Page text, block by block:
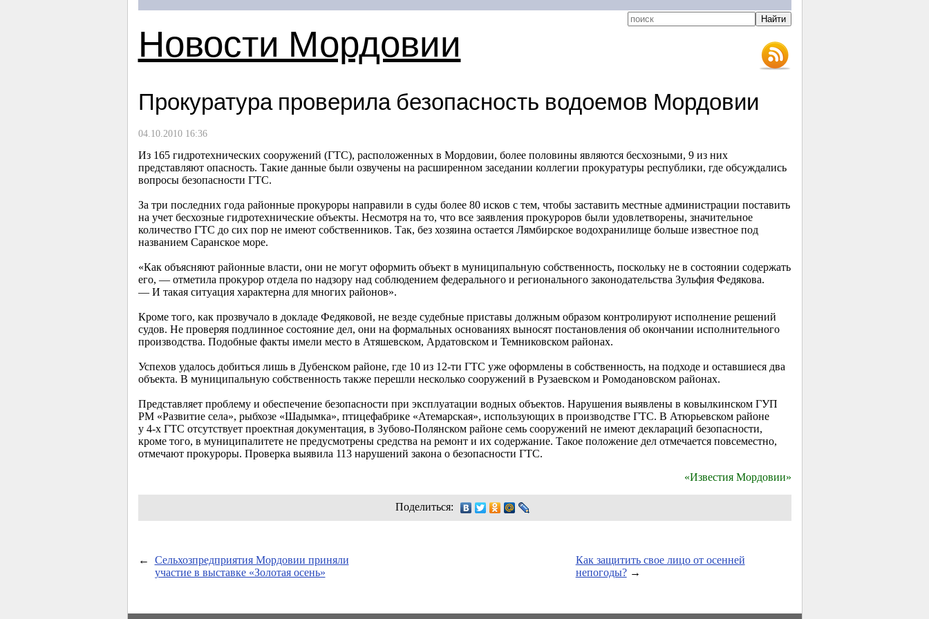
Новости Мордовии
Прокуратура проверила безопасность водоемов Мордовии
04.10.2010 16:36
Из 165 гидротехнических сооружений (ГТС), расположенных в Мордовии, более половины являются бесхозными, 9 из них
представляют опасность. Такие данные были озвучены на расширенном заседании коллегии прокуратуры республики, где обсуждались
вопросы безопасности ГТС.
За три последних года районные прокуроры направили в суды более 80 исков с тем, чтобы заставить местные администрации поставить
на учет бесхозные гидротехнические объекты. Несмотря на то, что все заявления прокуроров были удовлетворены, значительное
количество ГТС до сих пор не имеют собственников. Так, без хозяина остается Лямбирское водохранилище больше известное под
названием Саранское море.
«Как объясняют районные власти, они не могут оформить объект в муниципальную собственность, поскольку не в состоянии содержать
его, — отметила прокурор отдела по надзору над соблюдением федерального и регионального законодательства Зульфия Федякова.
— И такая ситуация характерна для многих районов».
Кроме того, как прозвучало в докладе Федяковой, не везде судебные приставы должным образом контролируют исполнение решений
судов. Не проверяя подлинное состояние дел, они на формальных основаниях выносят постановления об окончании исполнительного
производства. Подобные факты имели место в Атяшевском, Ардатовском и Темниковском районах.
Успехов удалось добиться лишь в Дубенском районе, где 10 из 12-ти ГТС уже оформлены в собственность, на подходе и оставшиеся два
объекта. В муниципальную собственность также перешли несколько сооружений в Рузаевском и Ромодановском районах.
Представляет проблему и обеспечение безопасности при эксплуатации водных объектов. Нарушения выявлены в ковылкинском ГУП
РМ «Развитие села», рыбхозе «Шадымка», птицефабрике «Атемарская», использующих в производстве ГТС. В Атюрьевском районе
у 4-хГТС отсутствует проектная документация, в Зубово-Полянском районе семь сооружений не имеют деклараций безопасности,
кроме того, в муниципалитете не предусмотрены средства на ремонт и их содержание. Такое положение дел отмечается повсеместно,
отмечают прокуроры. Проверка выявила 113 нарушений закона о безопасности ГТС.
«Известия Мордовии»
Поделиться:
←
Сельхозпредприятия Мордовии приняли
участие в выставке «Золотая осень»
Как защитить свое лицо от осенней
непогоды?→